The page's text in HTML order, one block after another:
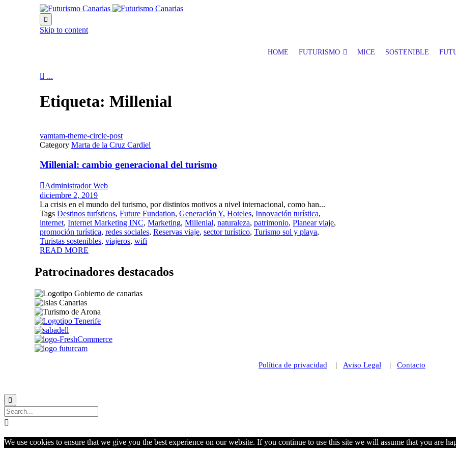

Skip to content
HOME FUTURISMO MICE SOSTENIBLE
 ...
Etiqueta: Millenial
vamtam-theme-circle-post
Category Marta de la Cruz Cardiel
Millenial: cambio generacional del turismo
Administrador Web
diciembre 2, 2019
La crisis en el mundo del turismo, por distintos motivos a nivel internacional, como han...
Tags Destinos turísticos, Future Fundation, Generación Y, Hoteles, Innovación turística,
internet, Internet Marketing INC, Marketing, Millenial, naturaleza, patrimonio, Planear viaje,
promoción turística, redes sociales, Reservas viaje, sector turístico, Turismo sol y playa,
Turistas sostenibles, viajeros, wifi
READ MORE
Patrocinadores destacados
Política de privacidad | Aviso Legal | Contacto


We use cookies to ensure that we give you the best experience on our website. If you continue to use this site we will assume that you are